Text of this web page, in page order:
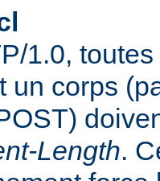
1.0,
un corps
Length.